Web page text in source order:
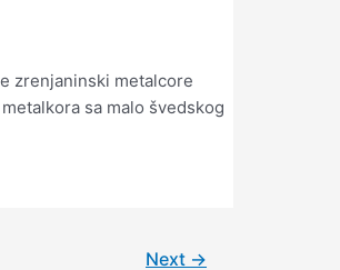
zrenjaninski metalcore
sa malo švedskog
Next →